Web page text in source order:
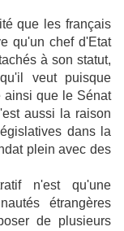
que les français
qu'un chef d'Etat
à son statut,
veut puisque
ainsi que le Sénat
aussi la raison
dans la
plein avec des
n'est qu'une
étrangères
de plusieurs